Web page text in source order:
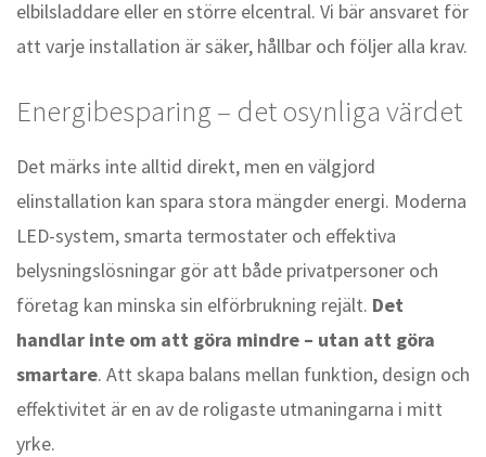
elbilsladdare eller en större elcentral. Vi bär ansvaret för
att varje installation är säker, hållbar och följer alla krav.
Energibesparing – det osynliga värdet
Det märks inte alltid direkt, men en välgjord
elinstallation kan spara stora mängder energi. Moderna
LED-system, smarta termostater och effektiva
belysningslösningar gör att både privatpersoner och
företag kan minska sin elförbrukning rejält. Det
handlar inte om att göra mindre – utan att göra
smartare. Att skapa balans mellan funktion, design och
effektivitet är en av de roligaste utmaningarna i mitt
yrke.